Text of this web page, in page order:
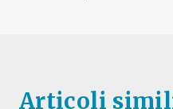
Articoli